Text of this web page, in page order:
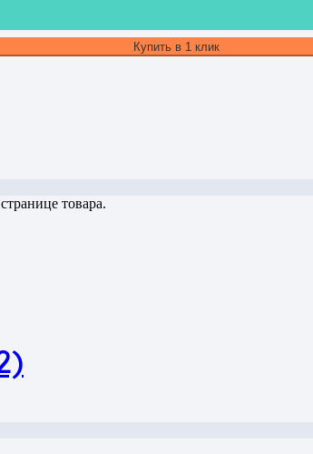
Купить в 1 клик
товара.